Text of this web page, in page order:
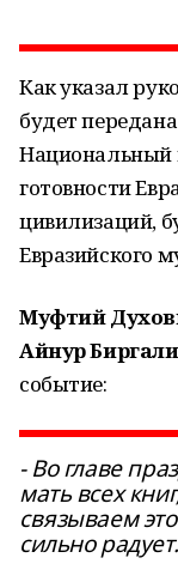
Как указал
будет
Национальный
готовности
цивилизаций,
Евразийского
Муфтий
Айнур
событие:
- Во главе
мать всех
связываем
сильно радует.